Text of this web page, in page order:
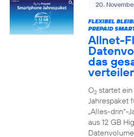
20.
FLEXIBEL
PREPAID
Allnet-
das
O2startet ein
Jahrespaket
„Alles-drin“-
aus 12 GB